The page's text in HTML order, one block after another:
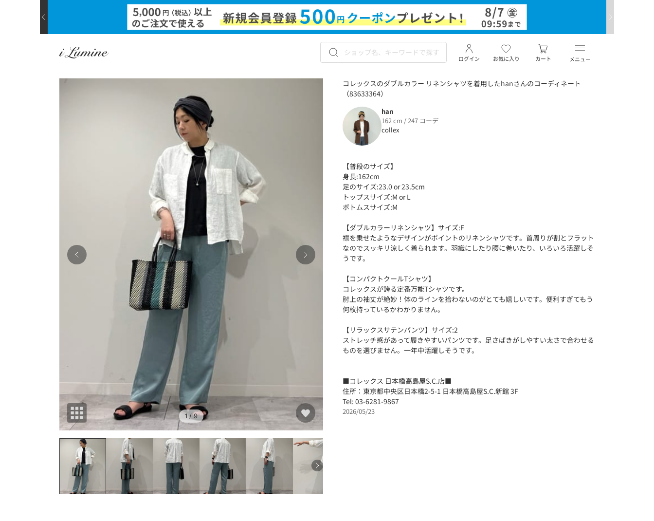
メニュー
お気に入り
ログイン カート
1/ 9
コレックスのダブルカラー リネンシャツを着用したhanさんのコーディネート
（83633364）
han
162 cm / 247 コーデ
collex
【普段のサイズ】
身長:162cm
足のサイズ:23.0 or 23.5cm
トップスサイズ:M or L
ボトムスサイズ:M
【ダブルカラーリネンシャツ】サイズ:F
襟を乗せたようなデザインがポイントのリネンシャツです。首周りが割とフラット
なのでスッキリ涼しく着られます。羽織にしたり腰に巻いたり、いろいろ活躍しそ
うです。
【コンパクトクールTシャツ】
コレックスが誇る定番万能Tシャツです。
肘上の袖丈が絶妙！体のラインを拾わないのがとても嬉しいです。便利すぎてもう
何枚持っているかわかりません。
【リラックスサテンパンツ】サイズ:2
ストレッチ感があって履きやすいパンツです。足さばきがしやすい太さで合わせる
ものを選びません。一年中活躍しそうです。
■コレックス 日本橋高島屋S.C.店■
住所：東京都中央区日本橋2-5-1 日本橋高島屋S.C.新館 3F
Tel: 03-6281-9867
2026/05/23